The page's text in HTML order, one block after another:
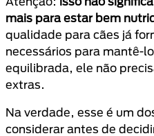
mais para estar bem
qualidade para cães já
necessários para mantê-
equilibrada, ele não
extras.
Na verdade, esse é um
considerar antes de